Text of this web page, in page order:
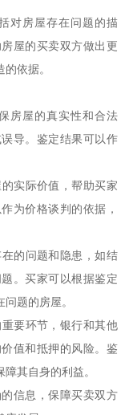
对房屋存在问题的描
屋的买卖双方做出更
依据。
房屋的真实性和合法
导。鉴定结果可以作
实际价值，帮助买家
为价格谈判的依据，
的问题和隐患，如结
。买家可以根据鉴定
题的房屋。
要环节，银行和其他
值和抵押的风险。鉴
其自身的利益。
信息，保障买卖双方